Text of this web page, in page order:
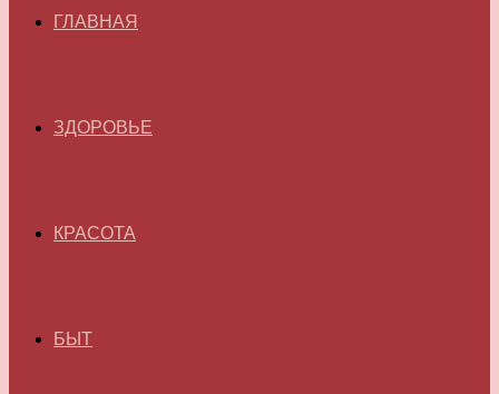
ГЛАВНАЯ
ЗДОРОВЬЕ
КРАСОТА
БЫТ